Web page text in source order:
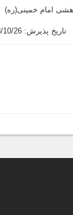
امام خمینی(ره)
تاریخ پذیرش: 1398/10/26